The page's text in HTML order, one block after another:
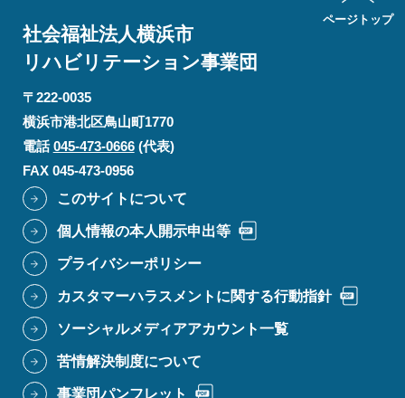
社会福祉法人横浜市
リハビリテーション事業団
〒222-0035
横浜市港北区鳥山町1770
電話045-473-0666(代表)
FAX 045-473-0956
このサイトについて
個人情報の本人開示申出等
プライバシーポリシー
カスタマーハラスメントに関する行動指針
ソーシャルメディアアカウント一覧
苦情解決制度について
事業団パンフレット
ページトップ